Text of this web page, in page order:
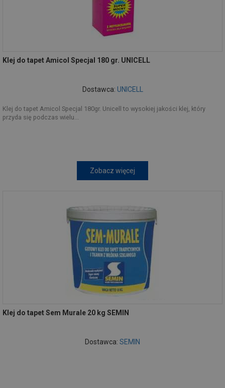
Klej do tapet Amicol Specjal 180 gr. UNICELL
Dostawca: UNICELL
Klej do tapet Amicol Specjal 180gr. Unicell to wysokiej jakości klej, który
przyda się podczas wielu...
Zobacz więcej
Klej do tapet Sem Murale 20 kg SEMIN
Dostawca: SEMIN